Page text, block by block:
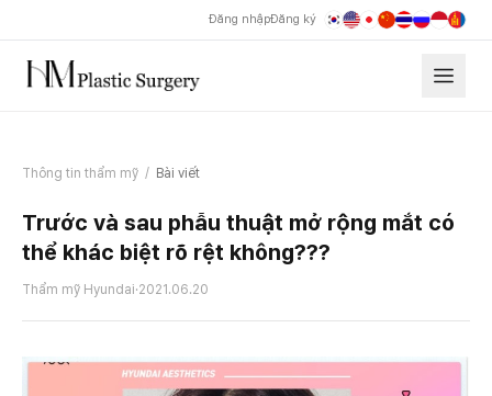
Đăng nhậpĐăng ký
Thông tin thẩm mỹ / Bài viết
Trước và sau phẫu thuật mở rộng mắt có
thể khác biệt rõ rệt không???
Thẩm mỹ Hyundai·2021.06.20